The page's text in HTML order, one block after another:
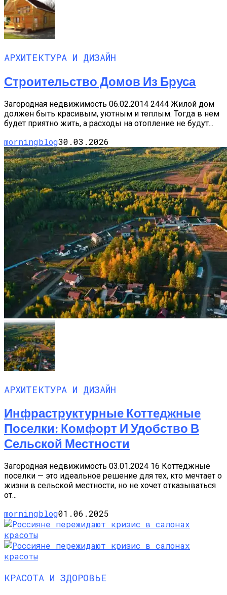
АРХИТЕКТУРА И ДИЗАЙН
Строительство Домов Из Бруса
Загородная недвижимость 06.02.2014 2444 Жилой дом
должен быть красивым, уютным и теплым. Тогда в нем
будет приятно жить, а расходы на отопление не будут...
morningblog30.03.2026
АРХИТЕКТУРА И ДИЗАЙН
Инфраструктурные Коттеджные
Поселки: Комфорт И Удобство В
Сельской Местности
Загородная недвижимость 03.01.2024 16 Коттеджные
поселки — это идеальное решение для тех, кто мечтает о
жизни в сельской местности, но не хочет отказываться
от...
morningblog01.06.2025
КРАСОТА И ЗДОРОВЬЕ